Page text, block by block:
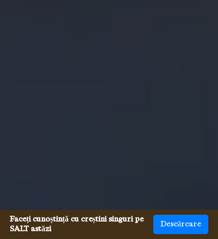
Faceți cunoștință cu creștini singuri pe
SALT astăzi
Descărcare